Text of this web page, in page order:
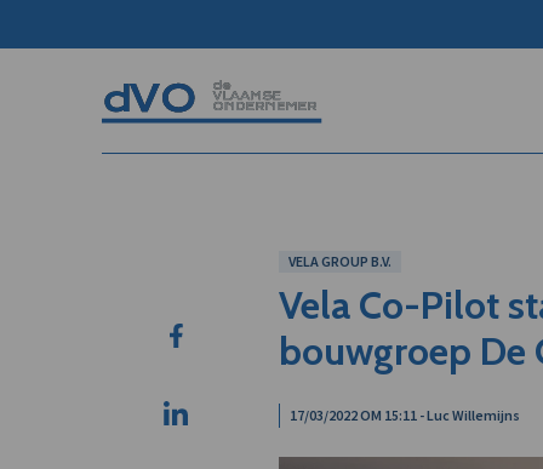
VELA GROUP B.V.
Vela Co-Pilot
bouwgroep De
17/03/2022 OM 15:11 - Luc Willemijns